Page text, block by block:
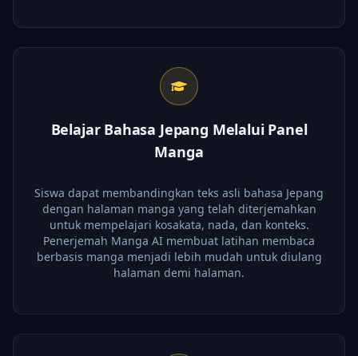
Belajar Bahasa Jepang Melalui Panel
Manga
Siswa dapat membandingkan teks asli bahasa Jepang
dengan halaman manga yang telah diterjemahkan
untuk mempelajari kosakata, nada, dan konteks.
Penerjemah Manga AI membuat latihan membaca
berbasis manga menjadi lebih mudah untuk diulang
halaman demi halaman.